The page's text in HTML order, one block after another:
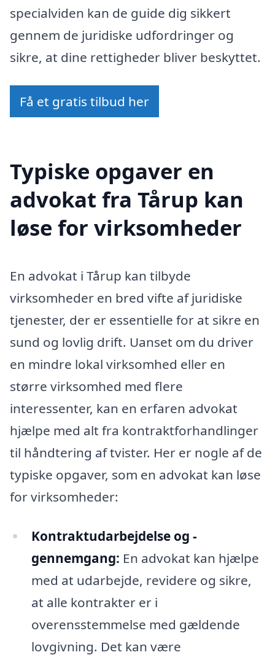
specialviden kan de guide dig sikkert
gennem de juridiske udfordringer og
sikre, at dine rettigheder bliver beskyttet.
Få et gratis tilbud her
Typiske opgaver en
advokat fra Tårup kan
løse for virksomheder
En advokat i Tårup kan tilbyde
virksomheder en bred vifte af juridiske
tjenester, der er essentielle for at sikre en
sund og lovlig drift. Uanset om du driver
en mindre lokal virksomhed eller en
større virksomhed med flere
interessenter, kan en erfaren advokat
hjælpe med alt fra kontraktforhandlinger
til håndtering af tvister. Her er nogle af de
typiske opgaver, som en advokat kan løse
for virksomheder:
Kontraktudarbejdelse og -
gennemgang: En advokat kan hjælpe
med at udarbejde, revidere og sikre,
at alle kontrakter er i
overensstemmelse med gældende
lovgivning. Det kan være